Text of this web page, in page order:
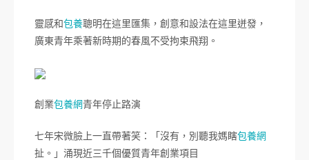
靈感和包養聰明在這里匯集，創意和設法在這里迸發，
廣東青年乘著新時期的春風不受拘束飛翔。
創業包養網青年停止路演
七年宋微臉上一直帶著笑：「沒有，別聽我媽瞎包養網
扯。」涌現近三千個優質青年創業項目